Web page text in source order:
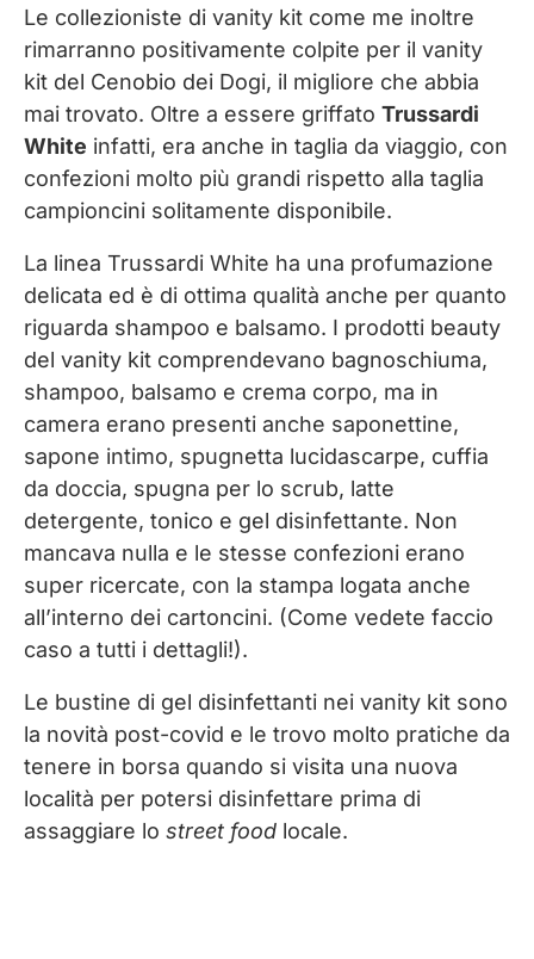
Le collezioniste di vanity kit come me inoltre
rimarranno positivamente colpite per il vanity
kit del Cenobio dei Dogi, il migliore che abbia
mai trovato. Oltre a essere griffato Trussardi
White infatti, era anche in taglia da viaggio, con
confezioni molto più grandi rispetto alla taglia
campioncini solitamente disponibile.
La linea Trussardi White ha una profumazione
delicata ed è di ottima qualità anche per quanto
riguarda shampoo e balsamo. I prodotti beauty
del vanity kit comprendevano bagnoschiuma,
shampoo, balsamo e crema corpo, ma in
camera erano presenti anche saponettine,
sapone intimo, spugnetta lucidascarpe, cuffia
da doccia, spugna per lo scrub, latte
detergente, tonico e gel disinfettante. Non
mancava nulla e le stesse confezioni erano
super ricercate, con la stampa logata anche
all’interno dei cartoncini. (Come vedete faccio
caso a tutti i dettagli!).
Le bustine di gel disinfettanti nei vanity kit sono
la novità post-covid e le trovo molto pratiche da
tenere in borsa quando si visita una nuova
località per potersi disinfettare prima di
assaggiare lo street food locale.